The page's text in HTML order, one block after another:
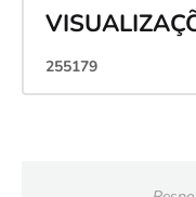
255179